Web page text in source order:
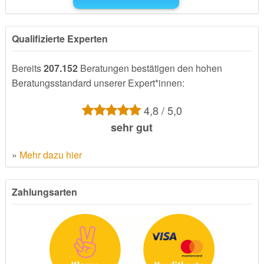
Qualifizierte Experten
Bereits207.152Beratungen bestätigen den hohen
Beratungsstandard unserer Expert*innen:
4,8 / 5,0
sehr gut
» Mehr dazu hier
Zahlungsarten